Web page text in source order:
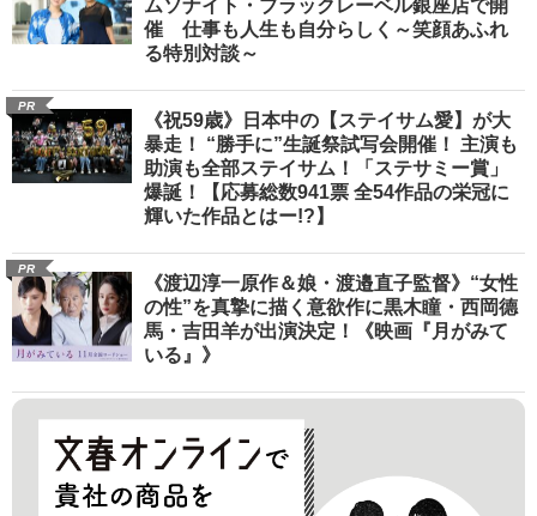
ムソナイト・ブラックレーベル銀座店で開
催 仕事も人生も自分らしく～笑顔あふれ
る特別対談～
PR
《祝59歳》日本中の【ステイサム愛】が大
暴走！ “勝手に”生誕祭試写会開催！ 主演も
助演も全部ステイサム！「ステサミー賞」
爆誕！【応募総数941票 全54作品の栄冠に
輝いた作品とはー!?】
PR
《渡辺淳一原作＆娘・渡邉直子監督》“女性
の性”を真摯に描く意欲作に黒木瞳・西岡德
馬・吉田羊が出演決定！《映画『月がみて
いる』》